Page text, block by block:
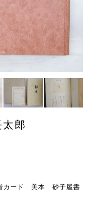
太郎
カード 美本 砂子屋書